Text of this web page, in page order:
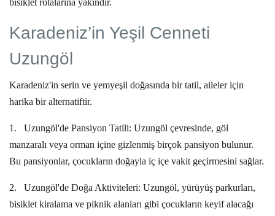
Karadeniz’in Yeşil Cenneti
Uzungöl
Karadeniz'in serin ve yemyeşil doğasında bir tatil, aileler için
harika bir alternatiftir.
1. Uzungöl'de Pansiyon Tatili: Uzungöl çevresinde, göl
manzaralı veya orman içine gizlenmiş birçok pansiyon bulunur.
Bu pansiyonlar, çocukların doğayla iç içe vakit geçirmesini sağlar.
2. Uzungöl'de Doğa Aktiviteleri: Uzungöl, yürüyüş parkurları,
bisiklet kiralama ve piknik alanları gibi çocukların keyif alacağı